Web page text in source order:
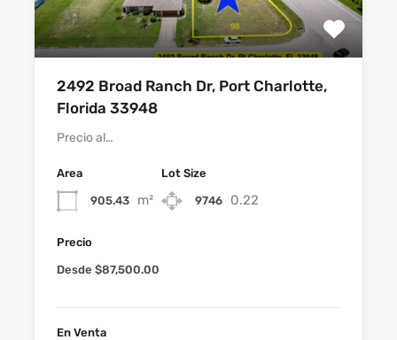
2492 Broad Ranch Dr, Port Charlotte,
Florida 33948
Precio al…
Area
905.43 m²
Lot Size
9746 0.22
Precio
Desde $87,500.00
En Venta